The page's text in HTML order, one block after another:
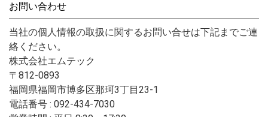
お問い合わせ
当社の個人情報の取扱に関するお問い合せは下記までご連
絡ください。
株式会社エムテック
〒812-0893
福岡県福岡市博多区那珂3丁目23-1
電話番号 : 092-434-7030